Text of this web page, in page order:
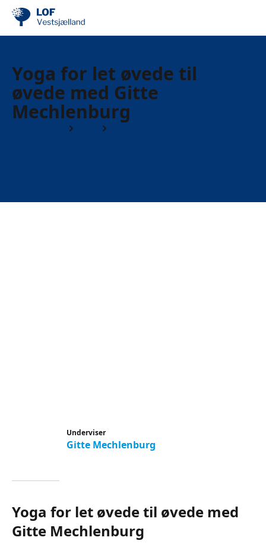
Yoga for let øvede til
øvede med Gitte
Mechlenburg
Underviser
Gitte Mechlenburg
Yoga for let øvede til øvede med
Gitte Mechlenburg